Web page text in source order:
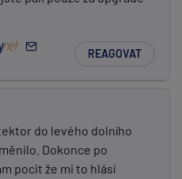
REAGOVAT
do levého dolního
Dokonce po
pocit že mi to hlásí